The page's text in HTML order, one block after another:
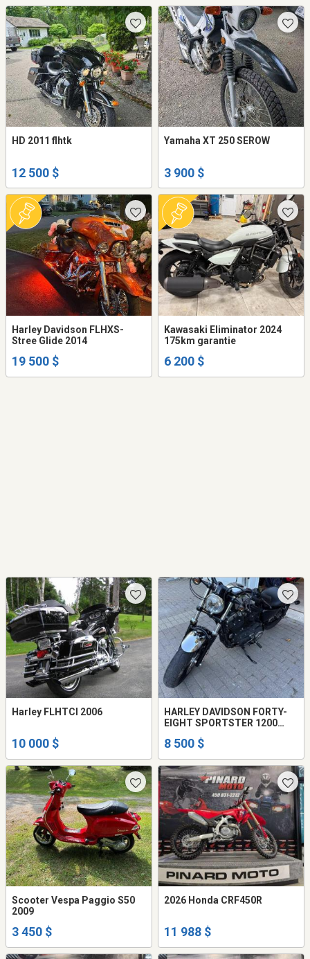
HD 2011 flhtk
12 500 $
Yamaha XT 250 SEROW
3 900 $
Harley Davidson FLHXS-
Stree Glide 2014
19 500 $
Kawasaki Eliminator 2024
175km garantie
6 200 $
Harley FLHTCI 2006
10 000 $
HARLEY DAVIDSON FORTY-
EIGHT SPORTSTER 1200
8 500 $
Scooter Vespa Paggio S50
2009
3 450 $
2026 Honda CRF450R
11 988 $